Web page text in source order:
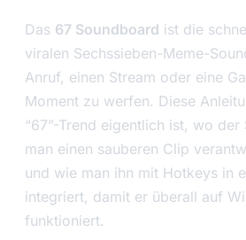
Das 67 Soundboard ist die
viralen Sechssieben-Meme-
Anruf, einen Stream oder eine
Moment zu werfen. Diese
“67”-Trend eigentlich ist, wo
man einen sauberen Clip
und wie man ihn mit Hotkeys in
integriert, damit er überall auf
funktioniert.